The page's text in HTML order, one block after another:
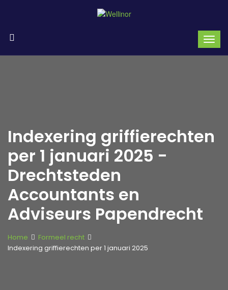
Indexering griffierechten
per 1 januari 2025 -
Drechtsteden
Accountants en
Adviseurs Papendrecht
Home
Formeel recht
Indexering griffierechten per 1 januari 2025